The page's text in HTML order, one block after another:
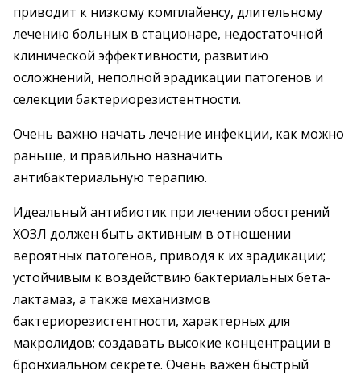
приводит к низкому комплайенсу, длительному
лечению больных в стационаре, недостаточной
клинической эффективности, развитию
осложнений, неполной эрадикации патогенов и
селекции бактериорезистентности.
Очень важно начать лечение инфекции, как можно
раньше, и правильно назначить
антибактериальную терапию.
Идеальный антибиотик при лечении обострений
ХОЗЛ должен быть активным в отношении
вероятных патогенов, приводя к их эрадикации;
устойчивым к воздействию бактериальных бета-
лактамаз, а также механизмов
бактериорезистентности, характерных для
макролидов; создавать высокие концентрации в
бронхиальном секрете. Очень важен быстрый